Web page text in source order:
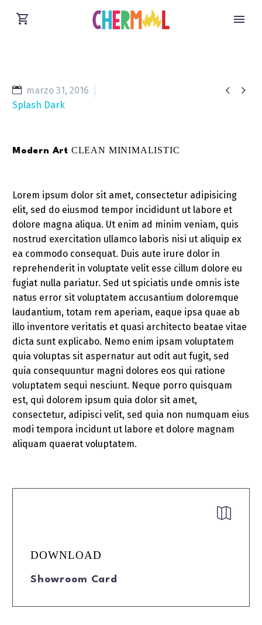
 
marzo 31, 2016
Splash Dark
Modern Art CLEAN MINIMALISTIC
Lorem ipsum dolor sit amet, consectetur adipisicing
elit, sed do eiusmod tempor incididunt ut labore et
dolore magna aliqua. Ut enim ad minim veniam, quis
nostrud exercitation ullamco laboris nisi ut aliquip ex
ea commodo consequat. Duis aute irure dolor in
reprehenderit in voluptate velit esse cillum dolore eu
fugiat nulla pariatur. Sed ut spiciatis unde omnis iste
natus error sit voluptatem accusantium doloremque
laudantium, totam rem aperiam, eaque ipsa quae ab
illo inventore veritatis et quasi architecto beatae vitae
dicta sunt explicabo. Nemo enim ipsam voluptatem
quia voluptas sit aspernatur aut odit aut fugit, sed
quia consequuntur magni dolores eos qui ratione
voluptatem sequi nesciunt. Neque porro quisquam
est, qui dolorem ipsum quia dolor sit amet,
consectetur, adipisci velit, sed quia non numquam eius
modi tempora incidunt ut labore et dolore magnam
aliquam quaerat voluptatem.


DOWNLOAD
Showroom Card